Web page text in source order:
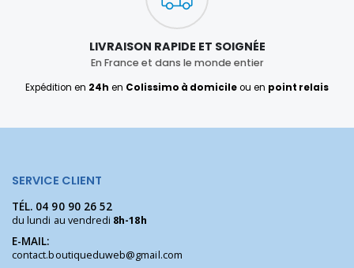
LIVRAISON RAPIDE ET SOIGNÉE
En France et dans le monde entier
Expédition en 24h en Colissimo à domicileou en point relais
SERVICE CLIENT
TÉL. 04 90 90 26 52
du lundi au vendredi 8h-18h
E-MAIL:
contact.boutiqueduweb@gmail.com